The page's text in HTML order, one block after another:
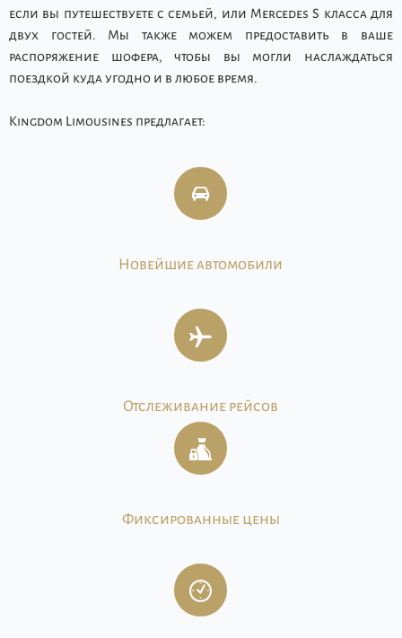
если вы путешествуете с семьей, или Mercedes S класса для
двух гостей. Мы также можем предоставить в ваше
распоряжение шофера, чтобы вы могли наслаждаться
поездкой куда угодно и в любое время.
Kingdom Limousines предлагает:
Новейшие автомобили
Отслеживание рейсов
Фиксированные цены